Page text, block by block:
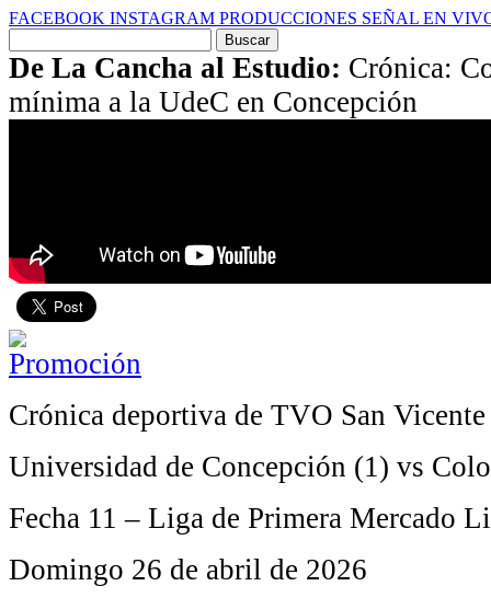
FACEBOOK INSTAGRAM PRODUCCIONES SEÑAL EN
por:
De La Cancha al Estudio: Crónica:
mínima a la UdeC en Concepción
Crónica deportiva de TVO San Vicente
Universidad de Concepción (1) vs
Fecha 11 – Liga de Primera Mercado
Domingo 26 de abril de 2026